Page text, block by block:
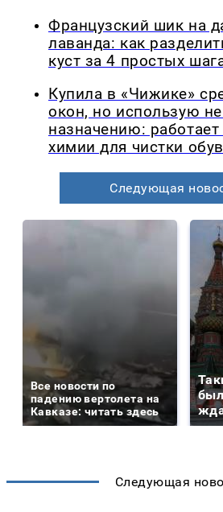
Французский шик на
лаванда: как
куст за 4 простых
Купила в «Чижике»
окон, но использую
назначению:
химии для чистки
Следующая
Все новости по
падению вертолета на
Кавказе: читать здесь
Следующая